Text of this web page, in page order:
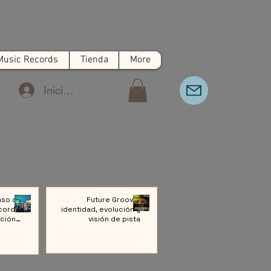
Records Tienda More
Iniciar sesión
de
a
Future Groove:
identidad, evolución y
visión de pista